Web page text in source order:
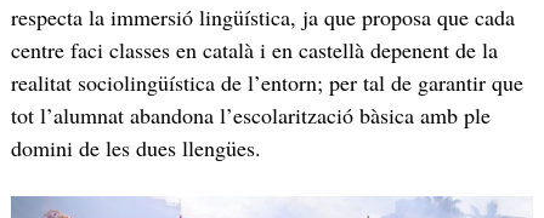
respecta la immersió lingüística, ja que proposa que cada
centre faci classes en català i en castellà depenent de la
realitat sociolingüística de l’entorn; per tal de garantir que
tot l’alumnat abandona l’escolarització bàsica amb ple
domini de les dues llengües.